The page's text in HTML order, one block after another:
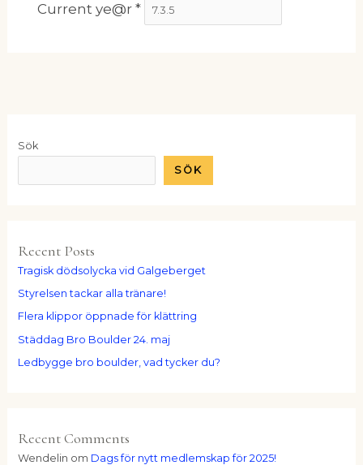
Current ye@r *
Sök
SÖK
Recent Posts
Tragisk dödsolycka vid Galgeberget
Styrelsen tackar alla tränare!
Flera klippor öppnade för klättring
Städdag Bro Boulder 24. maj
Ledbygge bro boulder, vad tycker du?
Recent Comments
Wendelin om Dags för nytt medlemskap för 2025!